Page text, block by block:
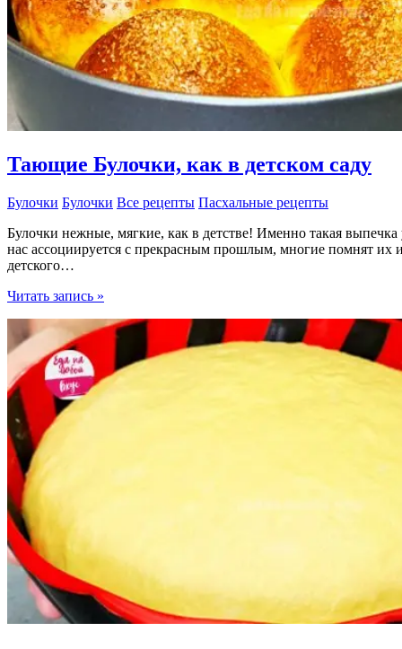
Тающие Булочки, как в детском саду
Булочки Булочки Все рецепты Пасхальные рецепты
Булочки нежные, мягкие, как в детстве! Именно такая выпечка
нас ассоциируется с прекрасным прошлым, многие помнят их
детского…
Тающие
детском
саду
Читать запись »